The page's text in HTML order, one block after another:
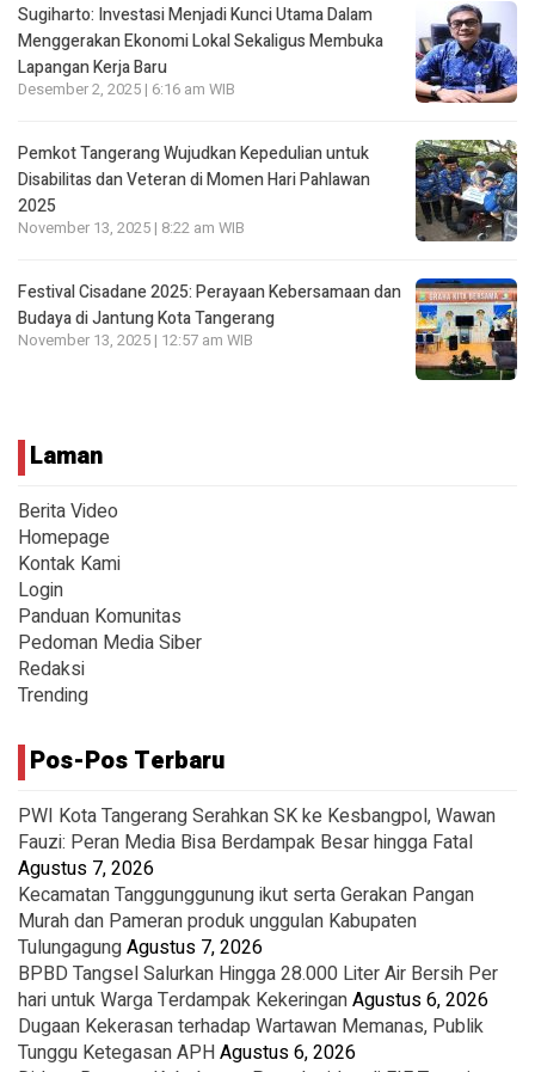
Sugiharto: Investasi Menjadi Kunci Utama Dalam
Menggerakan Ekonomi Lokal Sekaligus Membuka
Lapangan Kerja Baru
Desember 2, 2025 | 6:16 am WIB
Pemkot Tangerang Wujudkan Kepedulian untuk
Disabilitas dan Veteran di Momen Hari Pahlawan
2025
November 13, 2025 | 8:22 am WIB
Festival Cisadane 2025: Perayaan Kebersamaan dan
Budaya di Jantung Kota Tangerang
November 13, 2025 | 12:57 am WIB
Laman
Berita Video
Homepage
Kontak Kami
Login
Panduan Komunitas
Pedoman Media Siber
Redaksi
Trending
Pos-Pos Terbaru
PWI Kota Tangerang Serahkan SK ke Kesbangpol, Wawan
Fauzi: Peran Media Bisa Berdampak Besar hingga Fatal
Agustus 7, 2026
Kecamatan Tanggunggunung ikut serta Gerakan Pangan
Murah dan Pameran produk unggulan Kabupaten
TulungagungAgustus 7, 2026
BPBD Tangsel Salurkan Hingga 28.000 Liter Air Bersih Per
hari untuk Warga Terdampak KekeringanAgustus 6, 2026
Dugaan Kekerasan terhadap Wartawan Memanas, Publik
Tunggu Ketegasan APHAgustus 6, 2026